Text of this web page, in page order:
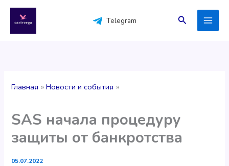
содержимому
Telegram Поиск
Главная Новости и события
SAS начала процедуру
защиты от банкротства
05.07.2022